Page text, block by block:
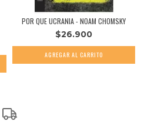
POR QUE UCRANIA - NOAM CHOMSKY
$26.900